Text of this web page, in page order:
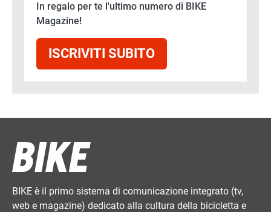
In regalo per te l'ultimo numero di BIKE
Magazine!
ISCRIVITI SUBITO
BIKE è il primo sistema di comunicazione integrato (tv,
web e magazine) dedicato alla cultura della bicicletta e